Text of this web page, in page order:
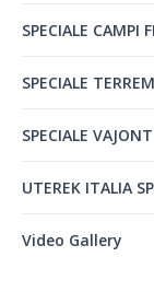
SPECIALE CAMPI
SPECIALE
SPECIALE VAJONT
UTEREK ITALIA
Video Gallery